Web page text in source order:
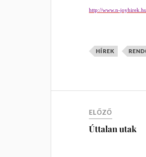
http://www.n-
HÍREK
ELŐZŐ
Úttalan utak